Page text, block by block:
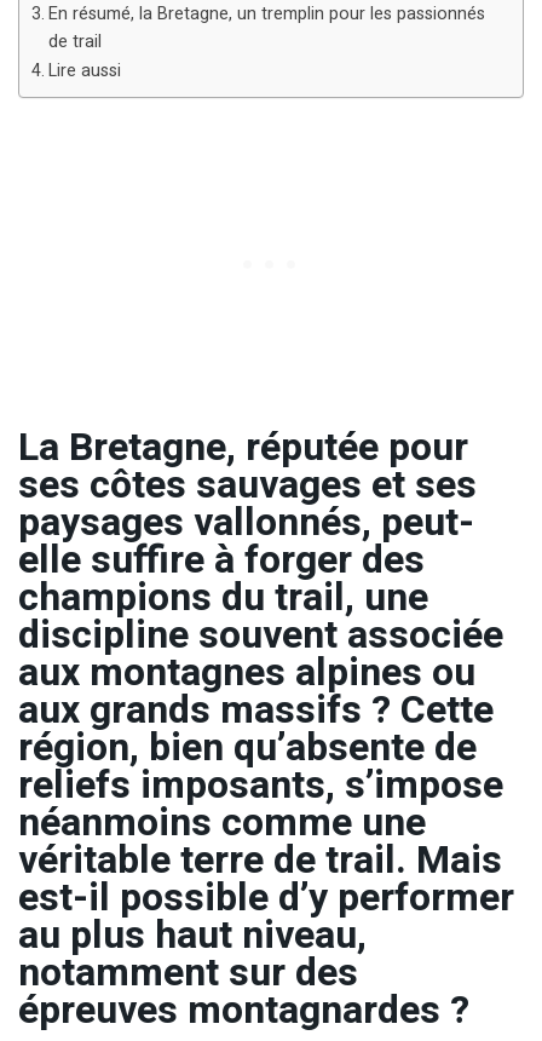
En résumé, la Bretagne, un tremplin pour les passionnés
de trail
Lire aussi
La Bretagne, réputée pour
ses côtes sauvages et ses
paysages vallonnés, peut-
elle suffire à forger des
champions du trail, une
discipline souvent associée
aux montagnes alpines ou
aux grands massifs ? Cette
région, bien qu’absente de
reliefs imposants, s’impose
néanmoins comme une
véritable terre de trail. Mais
est-il possible d’y performer
au plus haut niveau,
notamment sur des
épreuves montagnardes ?